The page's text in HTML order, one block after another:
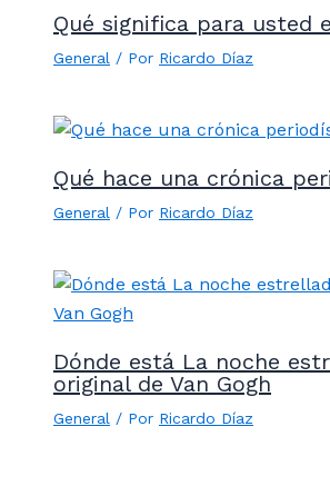
Qué significa para usted
General / Por Ricardo Díaz
Qué hace una crónica
General / Por Ricardo Díaz
Dónde está La noche
original de Van Gogh
General / Por Ricardo Díaz